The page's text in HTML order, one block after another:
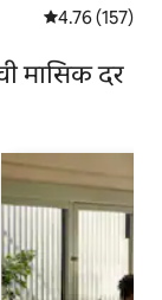
5 पैकी 4.76
4.76 (157)
मासिक दर